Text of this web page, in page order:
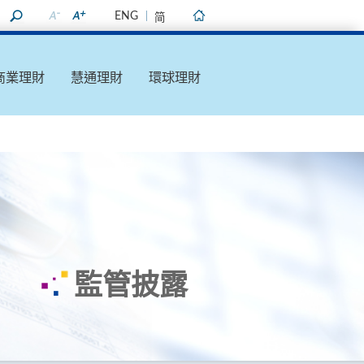
ENG 简
業理財 慧通理財 環球理財
監管披露